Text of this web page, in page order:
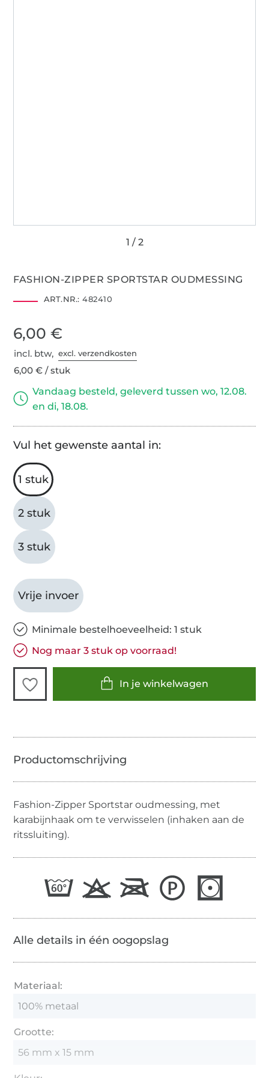
FASHION-ZIPPER SPORTSTAR OUDMESSING
ART.NR.: 482410
6,00 €
incl. btw,excl. verzendkosten
6,00 € / stuk
Vandaag besteld, geleverd tussen wo, 12.08.
en di, 18.08.
Vul het gewenste aantal in:
1 stuk
2 stuk
3 stuk
Vrije invoer
Minimale bestelhoeveelheid: 1 stuk
Nog maar 3 stuk op voorraad!
In je winkelwagen
Fashion-Zipper Sportstar oudmessing, met
karabijnhaak om te verwisselen (inhaken aan de
ritssluiting).
Alle details in één oogopslag
Materiaal:
100% metaal
Grootte:
56 mm x 15 mm